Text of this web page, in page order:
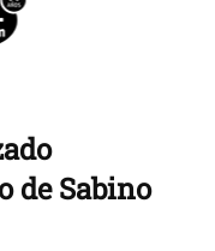
de Sabino